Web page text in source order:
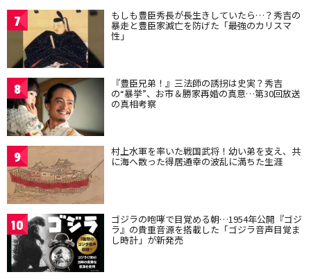
7 もしも豊臣秀長が長生きしていたら…？秀吉の
暴走と豊臣家滅亡を防げた「最強のカリスマ
性」
8 『豊臣兄弟！』三法師の誘拐は史実？秀吉
の“暴挙”、お市＆勝家再婚の真意…第30回放送
の真相考察
9 村上水軍を率いた戦国武将！幼い弟を支え、共
に海へ散った得居通幸の波乱に満ちた生涯
10 ゴジラの咆哮で目覚める朝…1954年公開『ゴジ
ラ』の貴重音源を搭載した「ゴジラ音声目覚ま
し時計」が新発売